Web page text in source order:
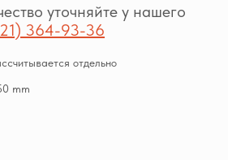
уточняйте у нашего
364-93-36
отдельно
mm